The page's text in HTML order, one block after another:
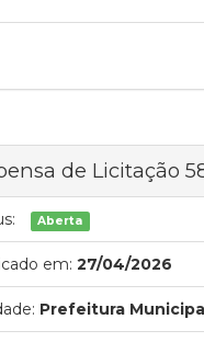
de Licitação
Aberta
em: 27/04/2026
Prefeitura